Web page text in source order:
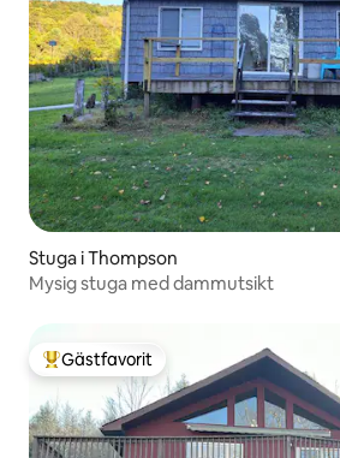
Stuga i Thompson
Mysig stuga med dammutsikt
Populär gästfavorit
Gästfavorit